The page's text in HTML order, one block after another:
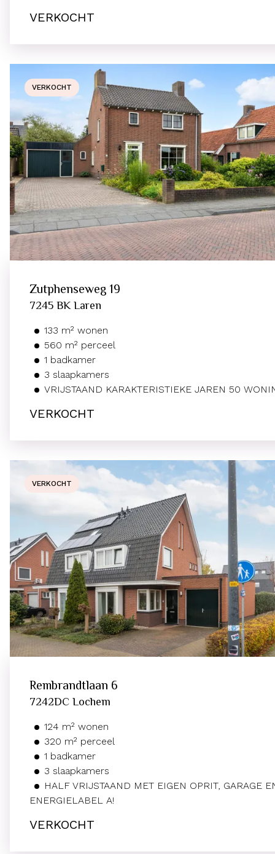
VERKOCHT
VERKOCHT
Zutphenseweg 19
7245 BK Laren
133 m² wonen
560 m² perceel
1 badkamer
3 slaapkamers
VRIJSTAAND KARAKTERISTIEKE JAREN 50
VERKOCHT
VERKOCHT
Rembrandtlaan 6
7242DC Lochem
124 m² wonen
320 m² perceel
1 badkamer
3 slaapkamers
HALF VRIJSTAAND MET EIGEN OPRIT, GARAGE
ENERGIELABEL A!
VERKOCHT